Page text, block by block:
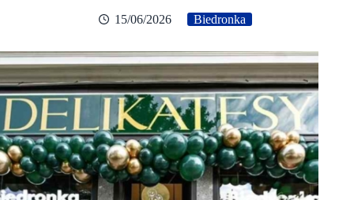
15/06/2026 Biedronka